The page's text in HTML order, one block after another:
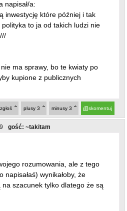
napisał/a:
inwestycję które później i tak
polityka to ja od takich ludzi nie
ma sprawy, bo te kwiaty po
kupione z publicznych
skomentuj
minusy 3
plusy 3
zgłoś
gość: ~takitam
rozumowania, ale z tego
napisałaś) wynikałoby, że
na szacunek tylko dlatego że są